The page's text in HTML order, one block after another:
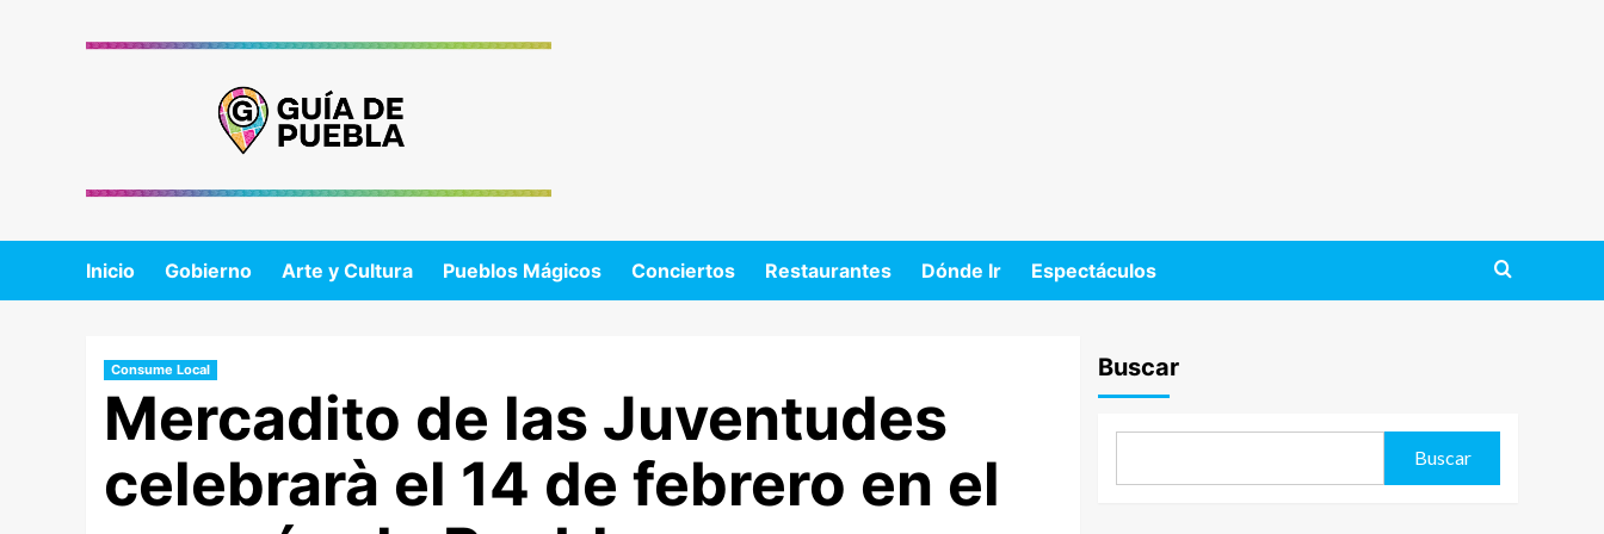
Inicio Gobierno Arte y Cultura Pueblos Mágicos Conciertos Restaurantes Dónde Ir Espectáculos
Consume Local
Mercadito de las Juventudes
celebrarà el 14 de febrero en el
Buscar
Buscar